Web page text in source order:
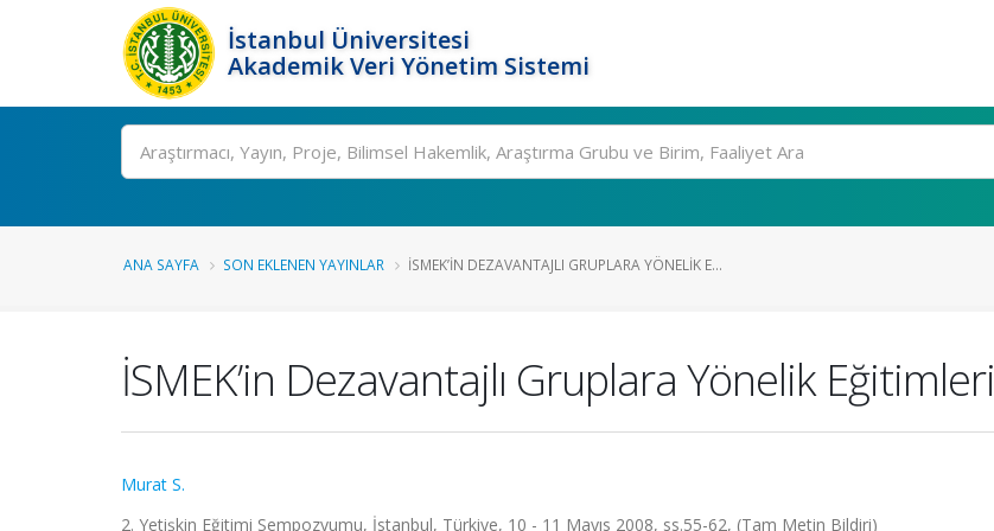
İstanbul Üniversitesi
Akademik Veri Yönetim Sistemi
Ara
ANA SAYFA SON EKLENEN YAYINLAR İSMEK’IN DEZAVANTAJLI GRUPLARA YÖNELIK E...
İSMEK’in Dezavantajlı Gruplara Yönelik Eğitimleri
Murat S.
2. Yetişkin Eğitimi Sempozyumu, İstanbul, Türkiye, 10 - 11 Mayıs 2008, ss.55-62, (Tam Metin Bildiri)